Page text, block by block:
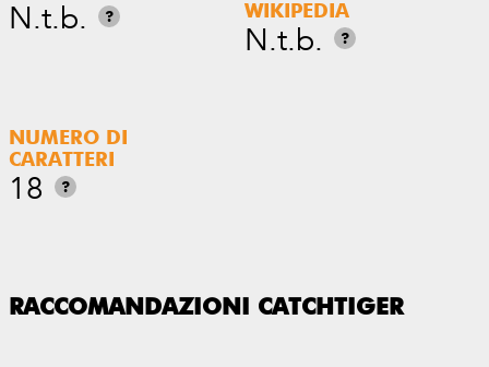
N.t.b. ?
WIKIPEDIA
N.t.b. ?
NUMERO DI
CARATTERI
18 ?
RACCOMANDAZIONI CATCHTIGER